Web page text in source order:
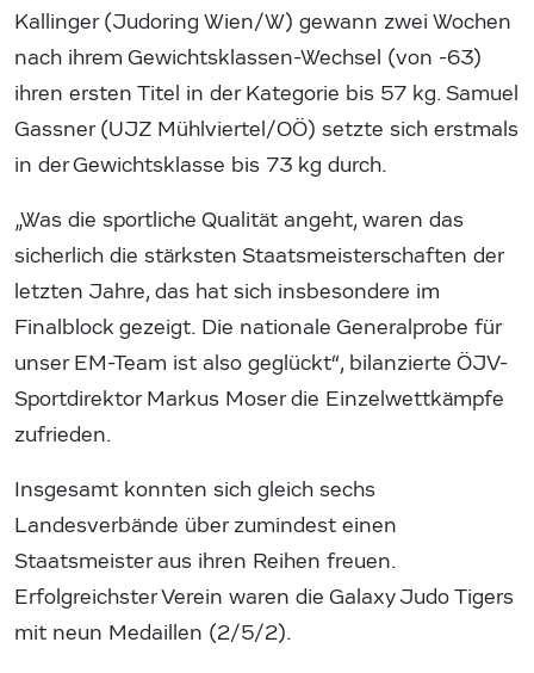
Kallinger (Judoring Wien/W) gewann zwei Wochen
nach ihrem Gewichtsklassen-Wechsel (von -63)
ihren ersten Titel in der Kategorie bis 57 kg. Samuel
Gassner (UJZ Mühlviertel/OÖ) setzte sich erstmals
in der Gewichtsklasse bis 73 kg durch.
„Was die sportliche Qualität angeht, waren das
sicherlich die stärksten Staatsmeisterschaften der
letzten Jahre, das hat sich insbesondere im
Finalblock gezeigt. Die nationale Generalprobe für
unser EM-Team ist also geglückt“, bilanzierte ÖJV-
Sportdirektor Markus Moser die Einzelwettkämpfe
zufrieden.
Insgesamt konnten sich gleich sechs
Landesverbände über zumindest einen
Staatsmeister aus ihren Reihen freuen.
Erfolgreichster Verein waren die Galaxy Judo Tigers
mit neun Medaillen (2/5/2).